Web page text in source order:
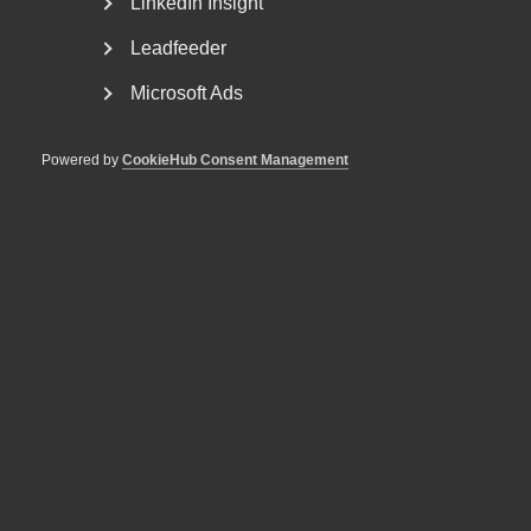
Leadfeeder
Microsoft Ads
Powered by CookieHub Consent Management
RUT-avdrag